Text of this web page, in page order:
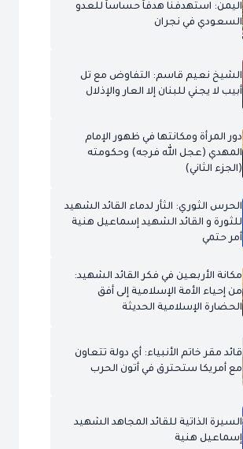
اليمن: استهدفنا هدفاً حساساً للعدو
السعودي في نجران
الشيخ نعيم قاسم: التفاوض مع تل
أبيب لا يجني للبنان إلا العار والإذلال
دور المرأة ومكانتها في ظهور الإمام
المهدي (عجل الله فرجه) وحكومته
(الجزء الثاني)
الحرس الثوري: الثأر لدماء القائد الشهيد
للثورة و القائد الشهيد إسماعيل هنية
أمر حتمي
مكانة الأربعين في فكر القائد الشهيد:
من إحياء الأمة الإسلامية إلى أفق
الحضارة الإسلامية الحديثة
قائد مقر خاتم الأنبياء: أي دولة تتعاون
مع أمريكا ستحترق في أتون الحرب
السيرة الذاتية للقائد المجاهد الشهيد
إسماعيل هنية